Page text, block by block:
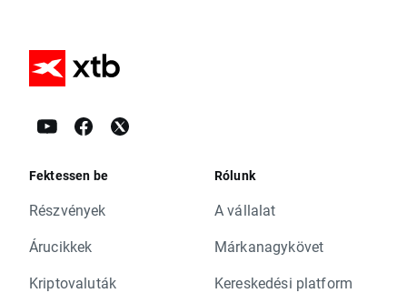
Fektessen be
Részvények
Árucikkek
Kriptovaluták
Rólunk
A vállalat
Márkanagykövet
Kereskedési platform